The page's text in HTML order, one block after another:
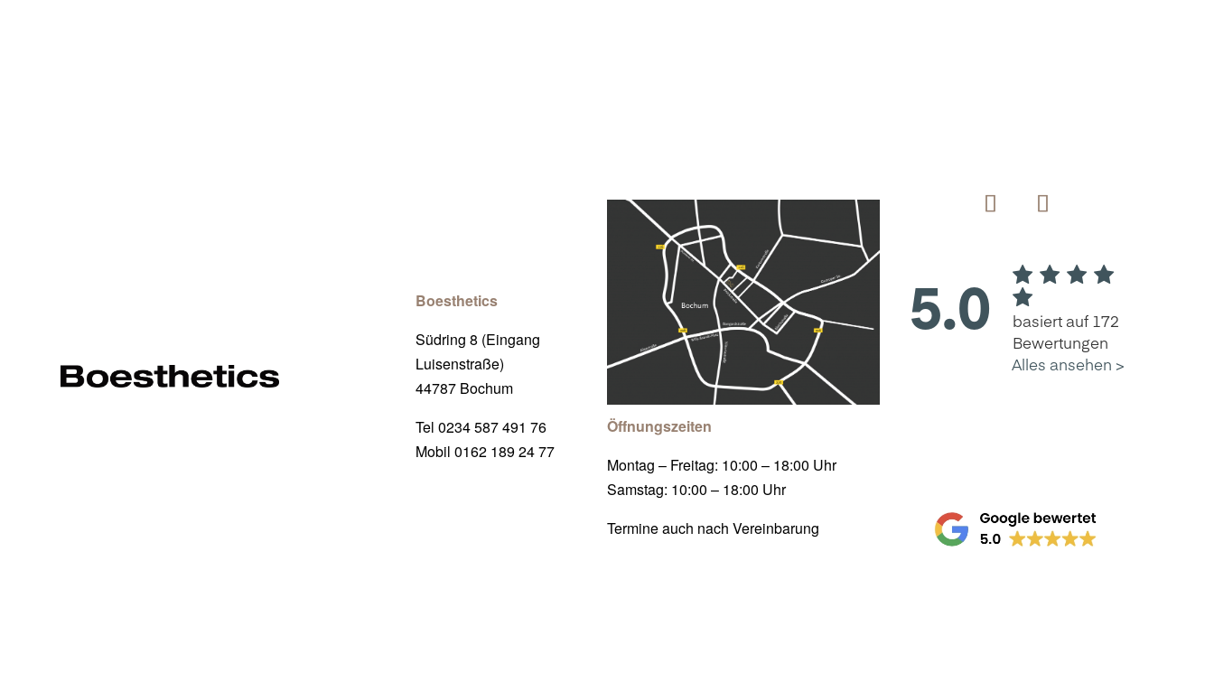
Boesthetics
Südring 8 (Eingang
Luisenstraße)
44787 Bochum
Tel 0234 587 491 76
Mobil 0162 189 24 77
Öffnungszeiten
Montag – Freitag: 10:00 – 18:00 Uhr
Samstag: 10:00 – 18:00 Uhr
Termine auch nach Vereinbarung